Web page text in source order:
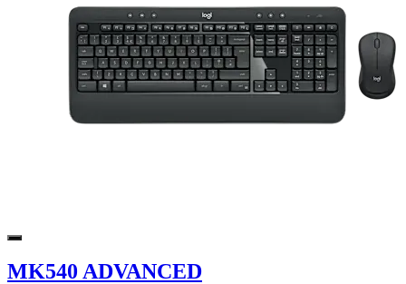
MK540 ADVANCED